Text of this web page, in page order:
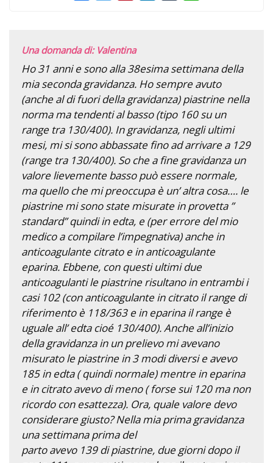
Una domanda di: Valentina
Ho 31 anni e sono alla 38esima settimana della
mia seconda gravidanza. Ho sempre avuto
(anche al di fuori della gravidanza) piastrine nella
norma ma tendenti al basso (tipo 160 su un
range tra 130/400). In gravidanza, negli ultimi
mesi, mi si sono abbassate fino ad arrivare a 129
(range tra 130/400). So che a fine gravidanza un
valore lievemente basso può essere normale,
ma quello che mi preoccupa è un’ altra cosa…. le
piastrine mi sono state misurate in provetta ”
standard” quindi in edta, e (per errore del mio
medico a compilare l’impegnativa) anche in
anticoagulante citrato e in anticoagulante
eparina. Ebbene, con questi ultimi due
anticoagulanti le piastrine risultano in entrambi i
casi 102 (con anticoagulante in citrato il range di
riferimento è 118/363 e in eparina il range è
uguale all’ edta cioé 130/400). Anche all’inizio
della gravidanza in un prelievo mi avevano
misurato le piastrine in 3 modi diversi e avevo
185 in edta ( quindi normale) mentre in eparina
e in citrato avevo di meno ( forse sui 120 ma non
ricordo con esattezza). Ora, quale valore devo
considerare giusto? Nella mia prima gravidanza
una settimana prima del
parto avevo 139 di piastrine, due giorni dopo il